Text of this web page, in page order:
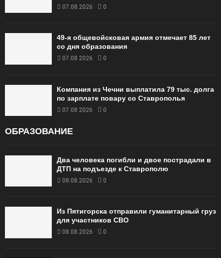
07.08.2026 0
49‑я общевойсковая армия отмечает 85 лет
со дня образования
07.08.2026 0
Компания из Чечни выплатила 79 тыс. долга
по зарплате повару со Ставрополья
07.08.2026 0
ОБРАЗОВАНИЕ
Два человека погибли и двое пострадали в
ДТП на подъезде к Ставрополю
08.08.2026 0
Из Пятигорска отправили гуманитарный груз
для участников СВО
08.08.2026 0